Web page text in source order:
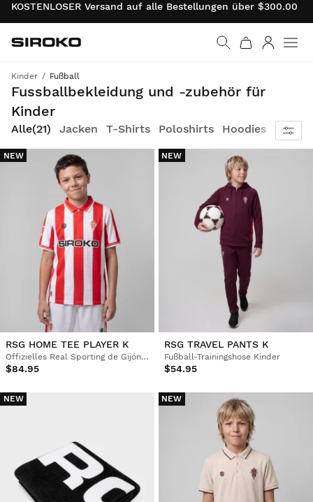
KOSTENLOSER Versand auf alle Bestellungen über $300.00
Weiter zur Startseite
Siroko.com
Kinder Fußball
Fussballbekleidung und -zubehör für
Kinder
Alles, was sie brauchen, um ihre Leidenschaft für Fußball zu leben
Alle(21) Jacken T-Shirts Poloshirts Hoodies Hosen
NEW
RSG HOME TEE PLAYER K
Offizielles Real Sporting de Gijón Heimtrikot Kinder
$84.95
NEW
RSG TRAVEL PANTS K
Fußball-Trainingshose Kinder
$54.95
NEW NEW